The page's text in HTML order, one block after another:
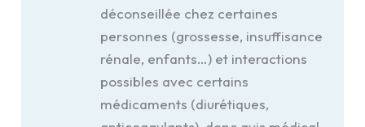
déconseillée chez certaines
personnes (grossesse, insuffisance
rénale, enfants…) et interactions
possibles avec certains
médicaments (diurétiques,